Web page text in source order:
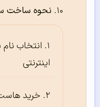
نحوه ساخت
انتخاب
اینترنتی
خرید